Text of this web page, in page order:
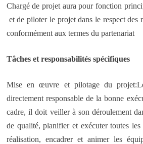
Chargé de projet aura pour fonction
et de piloter le projet dans le respect des
conformément aux termes du partenariat
Tâches et responsabilités spécifiques
Mise en œuvre et pilotage du
directement responsable de la bonne
cadre, il doit veiller à son déroulement
de qualité, planifier et exécuter toutes les
réalisation, encadrer et animer les